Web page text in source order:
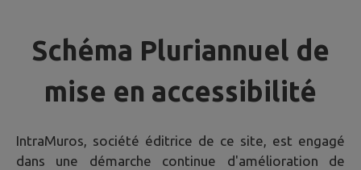
Schéma Pluriannuel de
mise en accessibilité
IntraMuros, société éditrice de ce site, est engagé
dans une démarche continue d'amélioration de